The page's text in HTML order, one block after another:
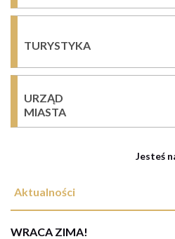
TURYSTYKA
URZĄD
MIASTA
Jesteś
Aktualności
WRACA ZIMA!